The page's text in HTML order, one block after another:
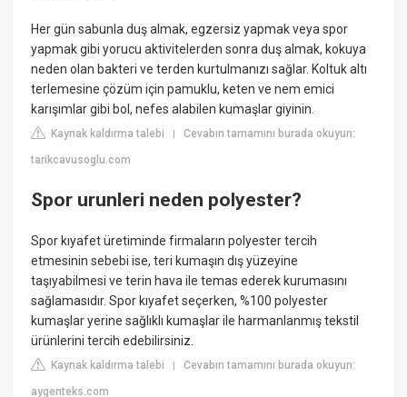
Her gün sabunla duş almak, egzersiz yapmak veya spor
yapmak gibi yorucu aktivitelerden sonra duş almak, kokuya
neden olan bakteri ve terden kurtulmanızı sağlar. Koltuk altı
terlemesine çözüm için pamuklu, keten ve nem emici
karışımlar gibi bol, nefes alabilen kumaşlar giyinin.
Kaynak kaldırma talebi |Cevabın tamamını burada okuyun:
tarikcavusoglu.com
Spor urunleri neden polyester?
Spor kıyafet üretiminde firmaların polyester tercih
etmesinin sebebi ise, teri kumaşın dış yüzeyine
taşıyabilmesi ve terin hava ile temas ederek kurumasını
sağlamasıdır. Spor kıyafet seçerken, %100 polyester
kumaşlar yerine sağlıklı kumaşlar ile harmanlanmış tekstil
ürünlerini tercih edebilirsiniz.
Kaynak kaldırma talebi |Cevabın tamamını burada okuyun:
aygenteks.com